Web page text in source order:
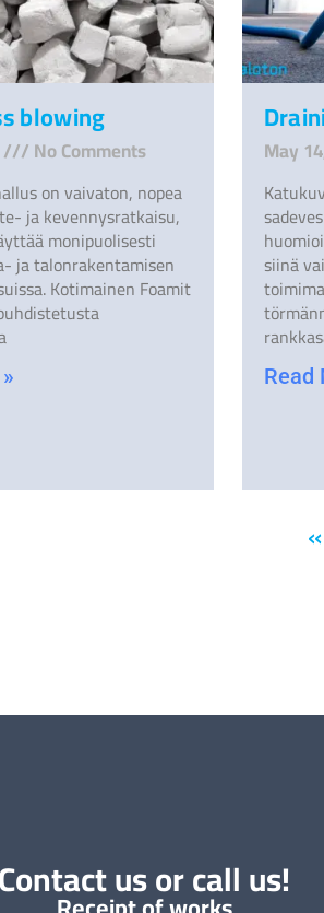
blowing
No Comments
on vaivaton, nopea
ja kevennysratkaisu,
monipuolisesti
ja talonrakentamisen
Kotimainen Foamit
May
siinä
Read
Contact us or call us!